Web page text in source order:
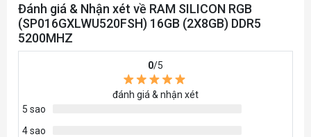
Đánh giá & Nhận xét về RAM SILICON RGB
(SP016GXLWU520FSH) 16GB (2X8GB) DDR5
5200MHZ
0/5
đánh giá & nhận xét
5 sao
4 sao